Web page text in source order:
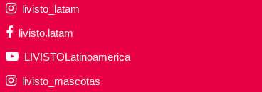
livisto_latam
livisto.latam
LIVISTOLatinoamerica
livisto_mascotas